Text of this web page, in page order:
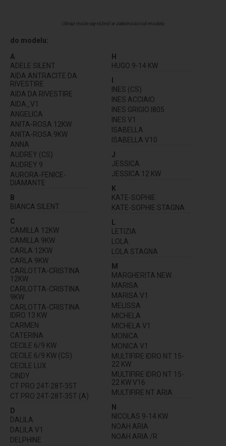
Obraz może się różnić w zależności od modelu
do modelu:
A
ADELE SILENT
AIDA ANTRACITE DA
RIVESTIRE
AIDA DA RIVESTIRE
AIDA_V1
ANGELICA
ANITA-ROSA 12KW
ANITA-ROSA 9KW
ANNA
AUDREY (CS)
AUDREY 9
AURORA-FENICE-
DIAMANTE
B
BIANCA SILENT
C
CAMILLA 12KW
CAMILLA 9KW
CARLA 12KW
CARLA 9KW
CARLOTTA-CRISTINA
12KW
CARLOTTA-CRISTINA
9KW
CARLOTTA-CRISTINA
IDRO 13 KW
CARMEN
CATERINA
CECILE 6/9 KW
CECILE 6/9 KW (CS)
CECILE LUX
CINDY
CT PRO 24T-28T-35T
CT PRO 24T-28T-35T (A)
D
DALILA
DALILA V1
DELPHINE
H
HUGO 9-14 KW
INES (CS)
INES ACCIAIO
INES GRIGIO I805
INES V1
ISABELLA
ISABELLA V10
J
JESSICA
JESSICA 12 KW
K
KATE-SOPHIE
KATE-SOPHIE STAGNA
L
LETIZIA
LOLA
LOLA STAGNA
M
MARGHERITA NEW
MARISA
MARISA V1
MELISSA
MICHELA
MICHELA V1
MONICA
MONICA V1
MULTIFIRE IDRO NT 15-
22 KW
MULTIFIRE IDRO NT 15-
22 KW V16
MULTIFIRE NT ARIA
N
NICOLAS 9-14 KW
NOAH ARIA
NOAH ARIA /R